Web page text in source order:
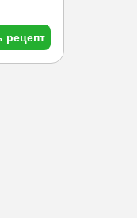
рецепт